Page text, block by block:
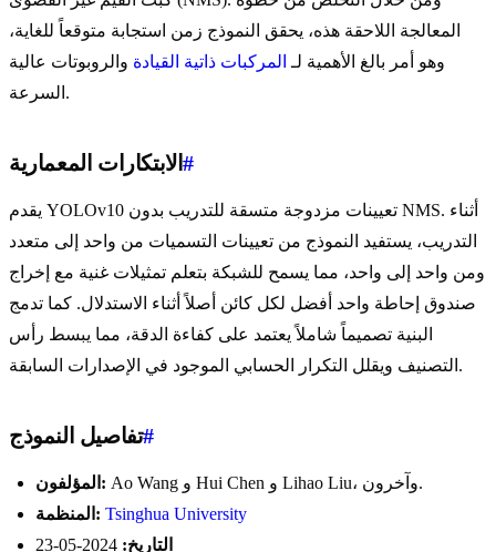
المعالجة اللاحقة هذه، يحقق النموذج زمن استجابة متوقعاً للغاية،
وهو أمر بالغ الأهمية لـ المركبات ذاتية القيادة والروبوتات عالية
السرعة.
الابتكارات المعمارية#
يقدم YOLOv10 تعيينات مزدوجة متسقة للتدريب بدون NMS. أثناء
التدريب، يستفيد النموذج من تعيينات التسميات من واحد إلى متعدد
ومن واحد إلى واحد، مما يسمح للشبكة بتعلم تمثيلات غنية مع إخراج
صندوق إحاطة واحد أفضل لكل كائن أصلاً أثناء الاستدلال. كما تدمج
البنية تصميماً شاملاً يعتمد على كفاءة الدقة، مما يبسط رأس
التصنيف ويقلل التكرار الحسابي الموجود في الإصدارات السابقة.
تفاصيل النموذج#
المؤلفون:
Ao Wang و Hui Chen و Lihao Liu، وآخرون.
المنظمة: Tsinghua University
التاريخ: